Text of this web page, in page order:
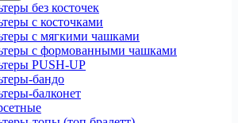
без косточек
с косточками
с мягкими чашками
с формованными чашками
PUSH-UP
бандо
балконет